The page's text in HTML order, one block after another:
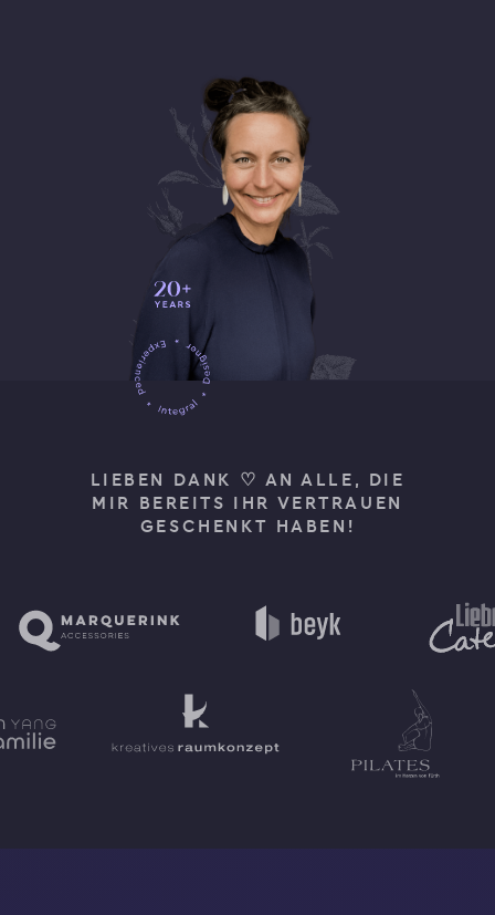
LIEBEN DANK ♡ AN ALLE, DIE
MIR BEREITS IHR VERTRAUEN
GESCHENKT HABEN!